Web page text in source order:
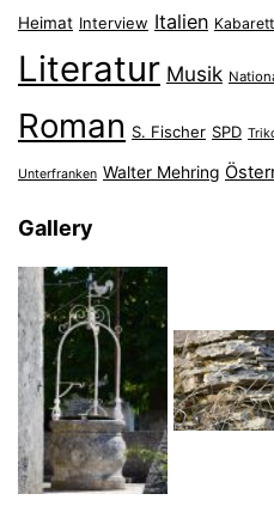
Heimat Interview Italien Kabarett
Literatur Musik
Roman S. Fischer SPD
Unterfranken Walter Mehring
Gallery